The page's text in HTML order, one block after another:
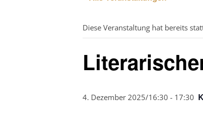
Diese Veranstaltung hat bereits
4. Dezember 2025/16:30 - 17:30